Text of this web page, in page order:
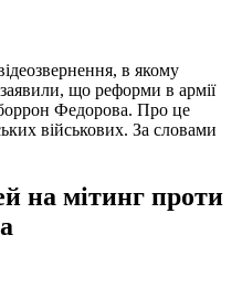
в якому
що реформи в армії
Федорова. Про це
військових. За словами
на мітинг проти